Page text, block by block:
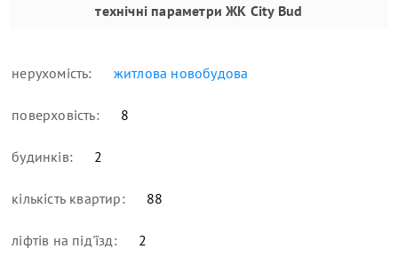
технічні параметри ЖК City Bud
нерухомість: житлова новобудова
поверховість: 8
будинків: 2
кількість квартир: 88
ліфтів на під'їзд: 2